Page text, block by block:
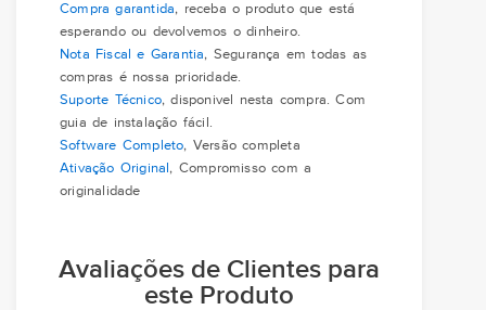
Compra garantida, receba o produto que está
esperando ou devolvemos o dinheiro.
Nota Fiscal e Garantia, Segurança em todas as
compras é nossa prioridade.
Suporte Técnico, disponivel nesta compra. Com
guia de instalação fácil.
Software Completo, Versão completa
Ativação Original , Compromisso com a
originalidade
Avaliações de Clientes para
este Produto